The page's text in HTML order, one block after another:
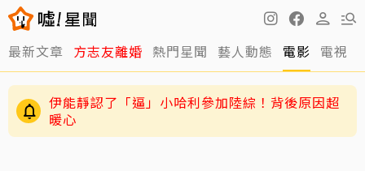
最新文章 方志友離婚 熱門星聞 藝人動態 電影 電視
伊能靜認了「逼」小哈利參加陸綜！背後原因超
暖心